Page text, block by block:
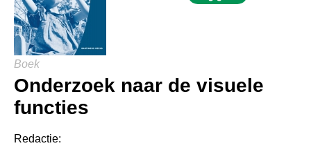
Boek
Onderzoek naar de visuele
functies
Redactie: